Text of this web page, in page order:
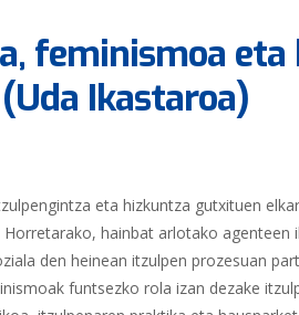
feminismoa
Ikastaroa)
eta hizkuntza gutxituen
hainbat arlotako agenteen
den heinean itzulpen prozesuan
funtsezko rola izan dezake